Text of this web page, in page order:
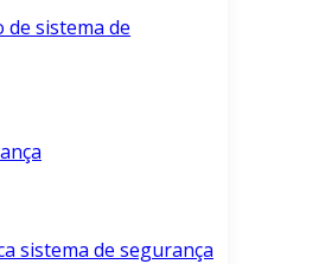
de sistema de
sistema de segurança